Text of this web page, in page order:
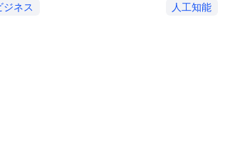
ジネス
人工知能